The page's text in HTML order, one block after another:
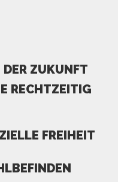
ZUKUNFT
FREIHEIT